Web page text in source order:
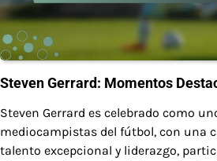
Steven Gerrard: Momentos
Steven Gerrard es celebrado como
mediocampistas del fútbol, con una
talento excepcional y liderazgo,